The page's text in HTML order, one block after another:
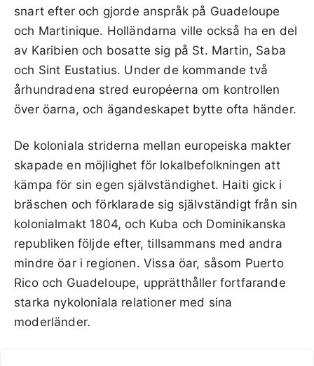
snart efter och gjorde anspråk på Guadeloupe
och Martinique. Holländarna ville också ha en del
av Karibien och bosatte sig på St. Martin, Saba
och Sint Eustatius. Under de kommande två
århundradena stred européerna om kontrollen
över öarna, och ägandeskapet bytte ofta händer.
De koloniala striderna mellan europeiska makter
skapade en möjlighet för lokalbefolkningen att
kämpa för sin egen självständighet. Haiti gick i
bräschen och förklarade sig självständigt från sin
kolonialmakt 1804, och Kuba och Dominikanska
republiken följde efter, tillsammans med andra
mindre öar i regionen. Vissa öar, såsom Puerto
Rico och Guadeloupe, upprätthåller fortfarande
starka nykoloniala relationer med sina
moderländer.